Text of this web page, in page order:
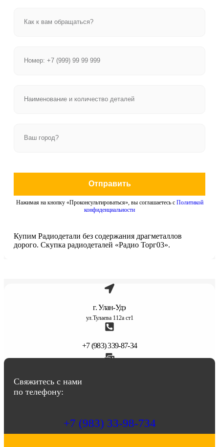
Отправить
Нажимая на кнопку «Проконсультироваться», вы соглашаетесь с Политикой
конфиденциальности
Купим Радиодетали без содержания драгметаллов
дорого. Скупка радиодеталей «Радио Торг03».
г. Улан-Удэ
ул.Тулаева 112а ст1
+7 (983) 339-87-34
Свяжитесь с нами
по телефону:
+7 (983) 33-98-734